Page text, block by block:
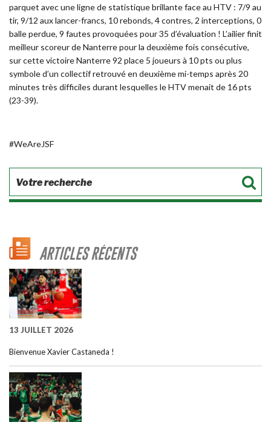
parquet avec une ligne de statistique brillante face au HTV : 7/9 au
tir, 9/12 aux lancer-francs, 10 rebonds, 4 contres, 2 interceptions, 0
balle perdue, 9 fautes provoquées pour 35 d’évaluation ! L’ailier finit
meilleur scoreur de Nanterre pour la deuxième fois consécutive,
sur cette victoire Nanterre 92 place 5 joueurs à 10 pts ou plus
symbole d’un collectif retrouvé en deuxième mi-temps après 20
minutes très difficiles durant lesquelles le HTV menait de 16 pts
(23-39).
#WeAreJSF
ARTICLES RÉCENTS
13 JUILLET 2026
Bienvenue Xavier Castaneda !